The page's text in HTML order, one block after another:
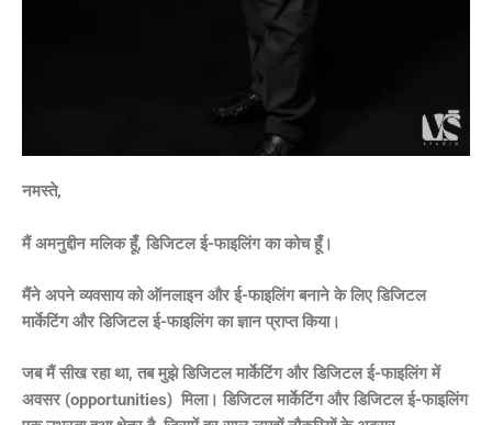
नमस्ते,
मैं अमनुद्दीन मलिक हूँ, डिजिटल ई-फाइलिंग का कोच हूँ।
मैंने अपने व्यवसाय को ऑनलाइन और ई-फाइलिंग बनाने के लिए डिजिटल
मार्केटिंग और डिजिटल ई-फाइलिंग का ज्ञान प्राप्त किया।
जब मैं सीख रहा था, तब मुझे डिजिटल मार्केटिंग और डिजिटल ई-फाइलिंग में
अवसर (opportunities) मिला। डिजिटल मार्केटिंग और डिजिटल ई-फाइलिंग